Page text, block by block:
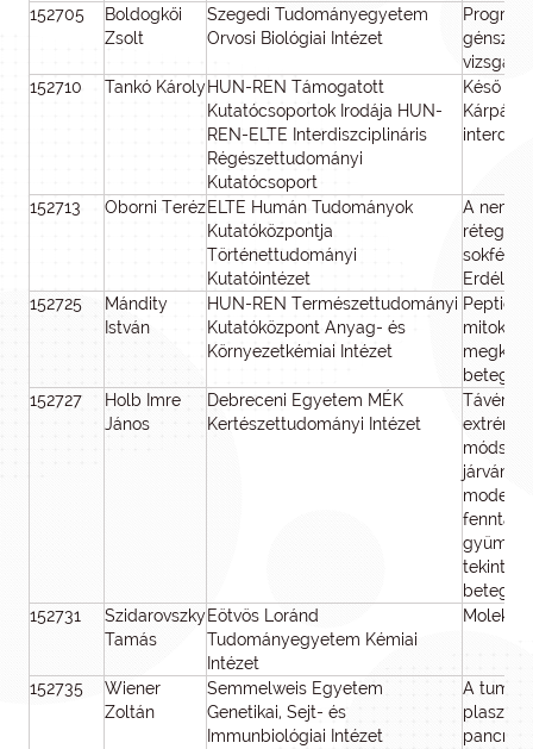
152705
Boldogkői
Zsolt
Szegedi Tudományegyetem
Orvosi Biológiai Intézet
152710
Tankó KárolyHUN-REN Támogatott
Kutatócsoportok Irodája HUN-
REN-ELTE Interdiszciplináris
Régészettudományi
Kutatócsoport
Késő
Kárpát-
152713 Oborni TerézELTE Humán Tudományok
Kutatóközpontja
Történettudományi
Kutatóintézet
A
rétegek
152725
Mándity
István
HUN-REN Természettudományi
Kutatóközpont Anyag- és
Környezetkémiai Intézet
Peptid-
152727
Holb Imre
János
Debreceni Egyetem MÉK
Kertészettudományi Intézet
extrém
152731
Szidarovszky
Tamás
Eötvös Loránd
Tudományegyetem Kémiai
Intézet
152735
Wiener
Zoltán
Semmelweis Egyetem
Genetikai, Sejt- és
Immunbiológiai Intézet
A